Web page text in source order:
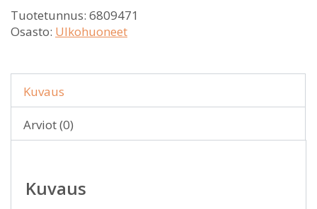
Tuotetunnus: 6809471
Osasto: Ulkohuoneet
Kuvaus
Arviot (0)
Kuvaus